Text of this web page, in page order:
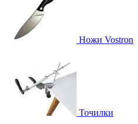
Ножи Vostron
Точилки